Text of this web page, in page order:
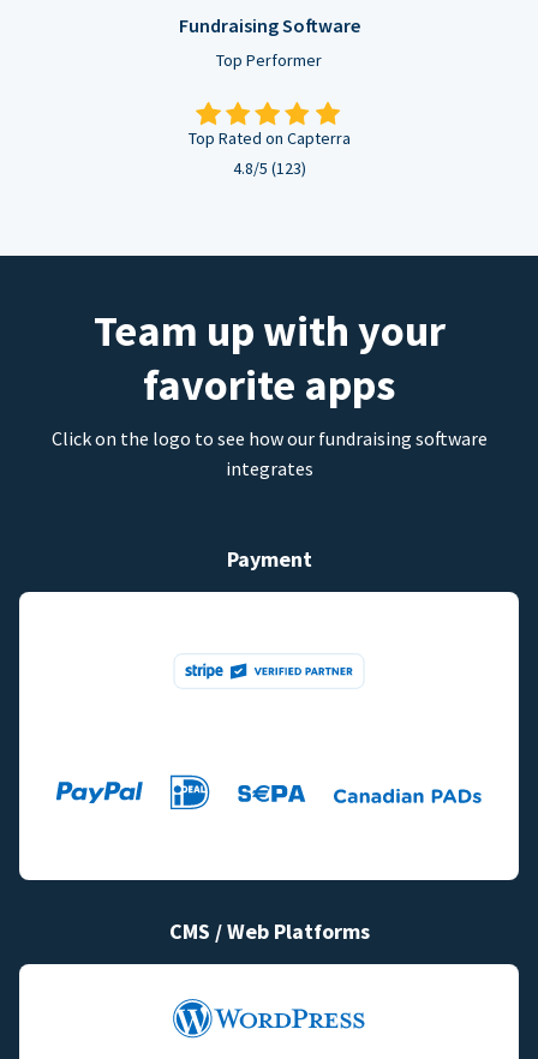
Fundraising Software
Top Performer
Top Rated on Capterra
4.8/5 (123)
Team up with your
favorite apps
Click on the logo to see how our fundraising software
integrates
Payment
CMS / Web Platforms